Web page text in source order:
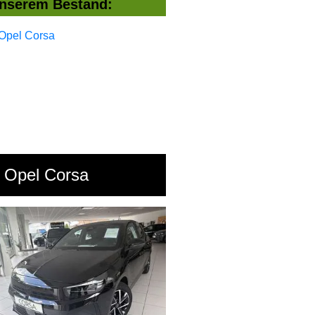
Bestand:
Opel Corsa